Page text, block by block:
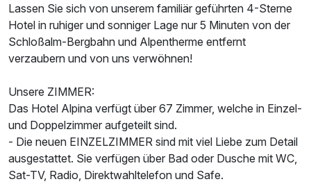
Ausstattung
Für 8 Tage p.P. ab
Lassen Sie sich von unserem familiär geführten 4-Sterne
Hotel in ruhiger und sonniger Lage nur 5 Minuten von der
Schloßalm-Bergbahn und Alpentherme entfernt
verzaubern und von uns verwöhnen!
Unsere ZIMMER:
Das Hotel Alpina verfügt über 67 Zimmer, welche in Einzel-
und Doppelzimmer aufgeteilt sind.
- Die neuen EINZELZIMMER sind mit viel Liebe zum Detail
ausgestattet. Sie verfügen über Bad oder Dusche mit WC,
Sat-TV, Radio, Direktwahltelefon und Safe.